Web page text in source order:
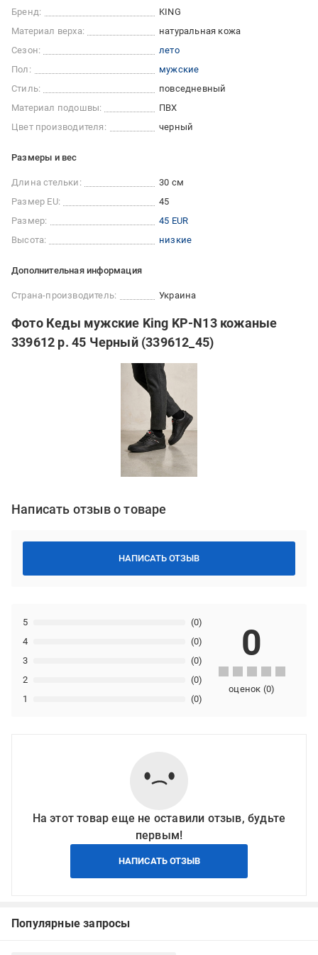
Бренд:
KING
Материал верха:
натуральная кожа
Сезон:
лето
Пол:
мужские
Стиль:
повседневный
Материал подошвы:
ПВХ
Цвет производителя:
черный
Размеры и вес
Длина стельки:
30 см
Размер EU:
45
Размер:
45 EUR
Высота:
низкие
Дополнительная информация
Страна-производитель: Украина
Фото Кеды мужские King KP-N13 кожаные
339612 р. 45 Черный (339612_45)
Написать отзыв о товаре
НАПИСАТЬ ОТЗЫВ
1 (0)
2 (0)
3 (0)
4 (0)
5 (0)
0
оценок (0)
На этот товар еще не оставили отзыв, будьте
первым!
НАПИСАТЬ ОТЗЫВ
Популярные запросы